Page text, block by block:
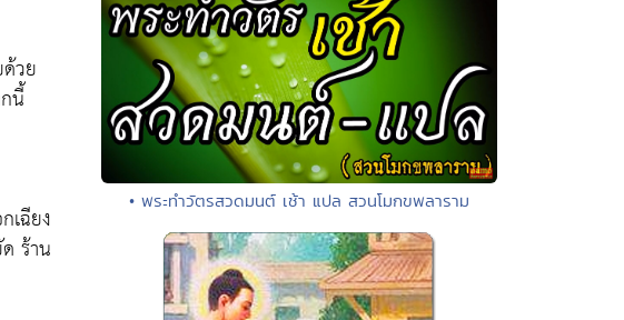
วย
นี้
เฉียง
ร้าน
• พระทำวัตรสวดมนต์ เช้า แปล สวนโมกขพลาราม